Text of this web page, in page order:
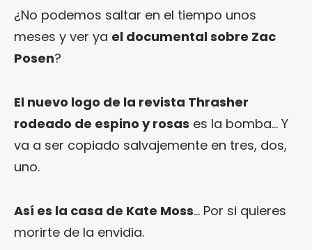
¿No podemos saltar en el tiempo unos
meses y ver ya el documental sobre Zac
Posen?
El nuevo logo de la revista Thrasher
rodeado de espino y rosas es la bomba… Y
va a ser copiado salvajemente en tres, dos,
uno.
Así es la casa de Kate Moss… Por si quieres
morirte de la envidia.